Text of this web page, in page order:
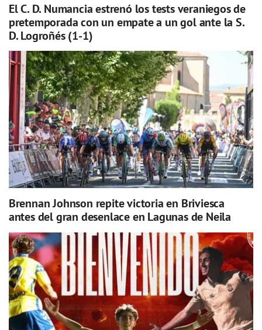
El C. D. Numancia estrenó los tests veraniegos de
pretemporada con un empate a un gol ante la S.
D. Logroñés (1-1)
Brennan Johnson repite victoria en Briviesca
antes del gran desenlace en Lagunas de Neila